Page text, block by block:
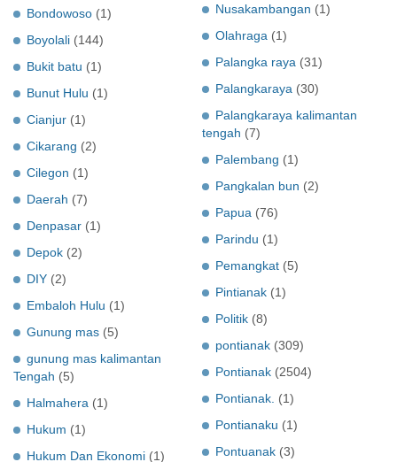
Bondowoso (1)
Boyolali (144)
Bukit batu (1)
Bunut Hulu (1)
Cianjur (1)
Cikarang (2)
Cilegon (1)
Daerah (7)
Denpasar (1)
Depok (2)
DIY (2)
Embaloh Hulu (1)
Gunung mas (5)
gunung mas kalimantan
Tengah (5)
Halmahera (1)
Hukum (1)
Hukum Dan Ekonomi (1)
Nusakambangan (1)
Olahraga (1)
Palangka raya (31)
Palangkaraya (30)
Palangkaraya kalimantan
tengah (7)
Palembang (1)
Pangkalan bun (2)
Papua (76)
Parindu (1)
Pemangkat (5)
Pintianak (1)
Politik (8)
pontianak (309)
Pontianak (2504)
Pontianak. (1)
Pontianaku (1)
Pontuanak (3)